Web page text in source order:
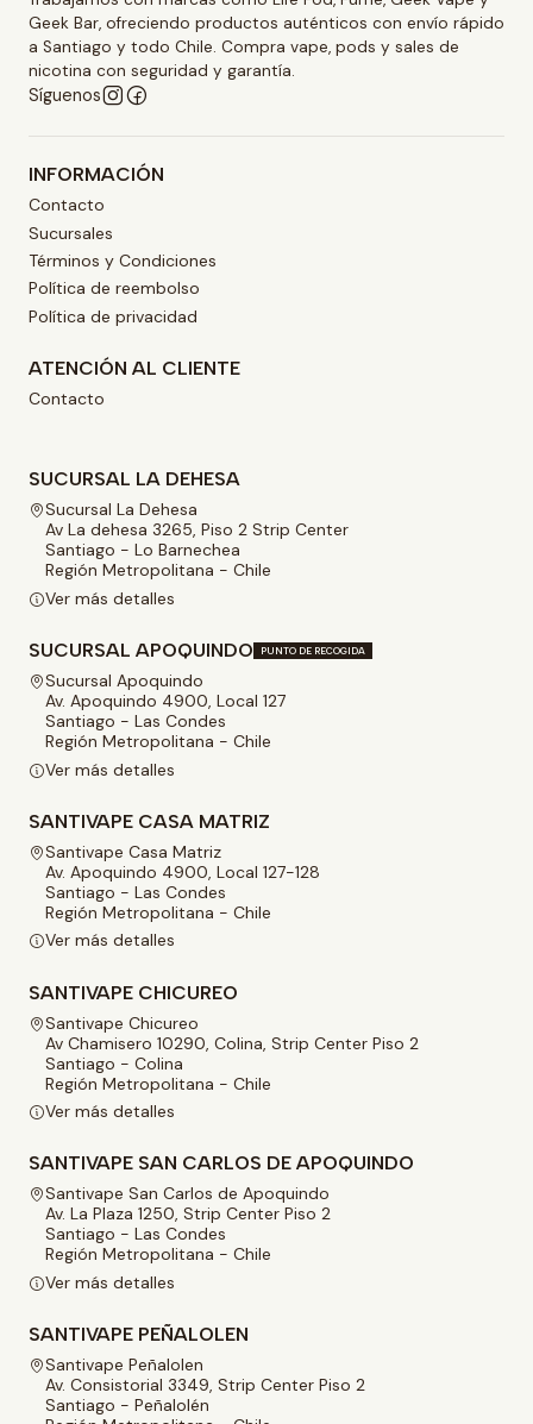
Geek Bar, ofreciendo productos auténticos con envío rápido
a Santiago y todo Chile. Compra vape, pods y sales de
nicotina con seguridad y garantía.
Síguenos
INFORMACIÓN
Contacto
Sucursales
Términos y Condiciones
Política de reembolso
Política de privacidad
ATENCIÓN AL CLIENTE
Contacto
SUCURSAL LA DEHESA
Sucursal La Dehesa
Av La dehesa 3265, Piso 2 Strip Center
Santiago - Lo Barnechea
Región Metropolitana - Chile
Ver más detalles
SUCURSAL APOQUINDO PUNTO DE RECOGIDA
Sucursal Apoquindo
Av. Apoquindo 4900, Local 127
Santiago - Las Condes
Región Metropolitana - Chile
Ver más detalles
SANTIVAPE CASA MATRIZ
Santivape Casa Matriz
Av. Apoquindo 4900, Local 127-128
Santiago - Las Condes
Región Metropolitana - Chile
Ver más detalles
SANTIVAPE CHICUREO
Santivape Chicureo
Av Chamisero 10290, Colina, Strip Center Piso 2
Santiago - Colina
Región Metropolitana - Chile
Ver más detalles
SANTIVAPE SAN CARLOS DE APOQUINDO
Santivape San Carlos de Apoquindo
Av. La Plaza 1250, Strip Center Piso 2
Santiago - Las Condes
Región Metropolitana - Chile
Ver más detalles
SANTIVAPE PEÑALOLEN
Santivape Peñalolen
Av. Consistorial 3349, Strip Center Piso 2
Santiago - Peñalolén